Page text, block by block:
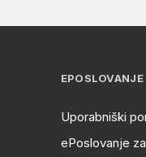
EPOSLOVANJE
Uporabniški
ePoslovanje